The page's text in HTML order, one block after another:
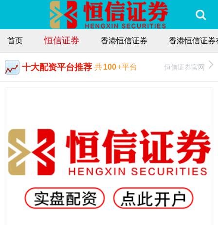
首页 恒信证券 香港恒信证券 香港恒信证券
十大配资平台推荐 共100+平台 恒信证券官网